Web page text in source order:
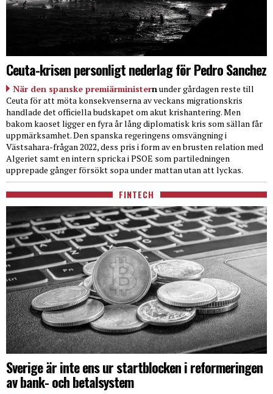
Ceuta-krisen personligt nederlag för Pedro Sanchez
När den spanske premiärministernunder gårdagen reste till
Ceuta för att möta konsekvenserna av veckans migrationskris
handlade det officiella budskapet om akut krishantering. Men
bakom kaoset ligger en fyra år lång diplomatisk kris som sällan får
uppmärksamhet. Den spanska regeringens omsvängning i
Västsahara-frågan 2022, dess pris i form av en brusten relation med
Algeriet samt en intern spricka i PSOE som partiledningen
upprepade gånger försökt sopa under mattan utan att lyckas.
FINTECH
Sverige är inte ens ur startblocken i reformeringen
av bank- och betalsystem